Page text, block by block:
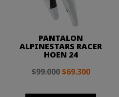
PANTALON
ALPINESTARS RACER
HOEN 24
$99.000 $69.300